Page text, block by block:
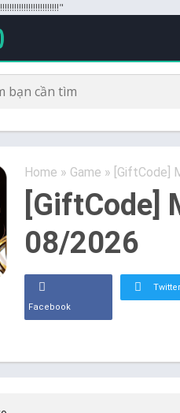
Home » Game » [GiftCode]
[GiftCode]
08/2026
Facebook
Twitter